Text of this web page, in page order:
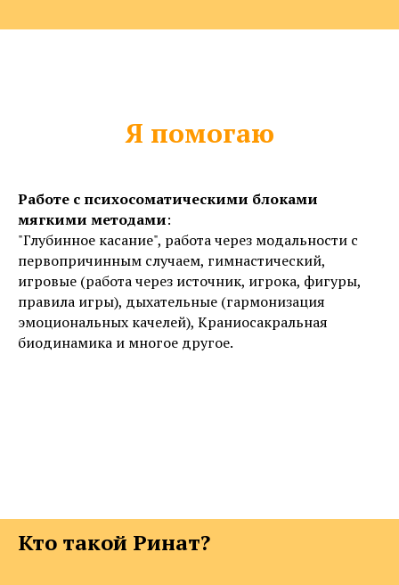
Я помогаю
Работе с психосоматическими блоками
мягкими методами:
"Глубинное касание", работа через модальности с
первопричинным случаем, гимнастический,
игровые (работа через источник, игрока, фигуры,
правила игры), дыхательные (гармонизация
эмоциональных качелей), Краниосакральная
биодинамика и многое другое.
Кто такой Ринат?